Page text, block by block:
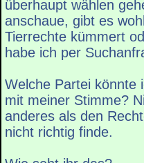
überhaupt wählen
anschaue, gibt es
Tierrechte kümmert
habe ich per
Welche Partei könnte
mit meiner Stimme?
anderes als den
nicht richtig finde.